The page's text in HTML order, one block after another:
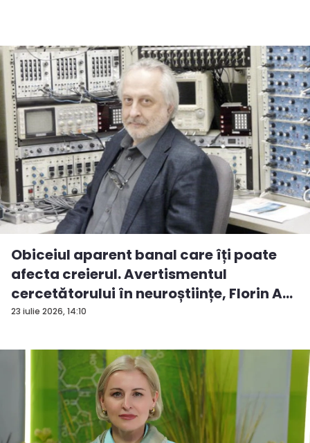
23 iulie 2026, 14:10
Obiceiul aparent banal care îți poate
afecta creierul. Avertismentul
cercetătorului în neuroștiințe, Florin A...